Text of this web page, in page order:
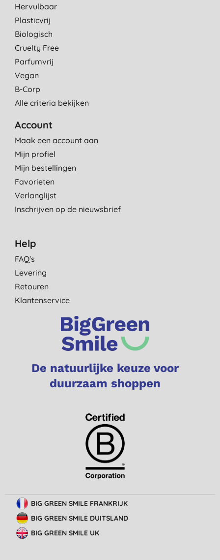
Hervulbaar
Plasticvrij
Biologisch
Cruelty Free
Parfumvrij
Vegan
B-Corp
Alle criteria bekijken
Account
Maak een account aan
Mijn profiel
Mijn bestellingen
Favorieten
Verlanglijst
Inschrijven op de nieuwsbrief
Help
FAQ's
Levering
Retouren
Klantenservice
De natuurlijke keuze voor
duurzaam shoppen
BIG GREEN SMILE FRANKRIJK
BIG GREEN SMILE DUITSLAND
BIG GREEN SMILE UK